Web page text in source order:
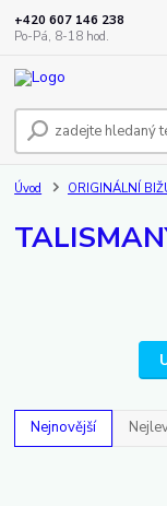
+420 607 146 238
Po-Pá, 8-18 hod.
Úvod ORIGINÁLNÍ
Nejnovější